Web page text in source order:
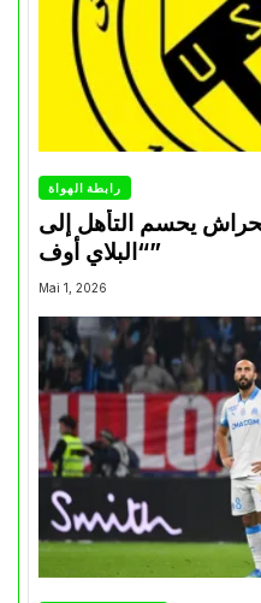
رابطة الهواة
الحراش يحسم التأهل إلى
“البلاي أوف”
Mai 1, 2026